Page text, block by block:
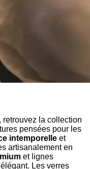
, retrouvez la collection
pensées pour les
intemporelle et
artisanalement en
et lignes
Les verres